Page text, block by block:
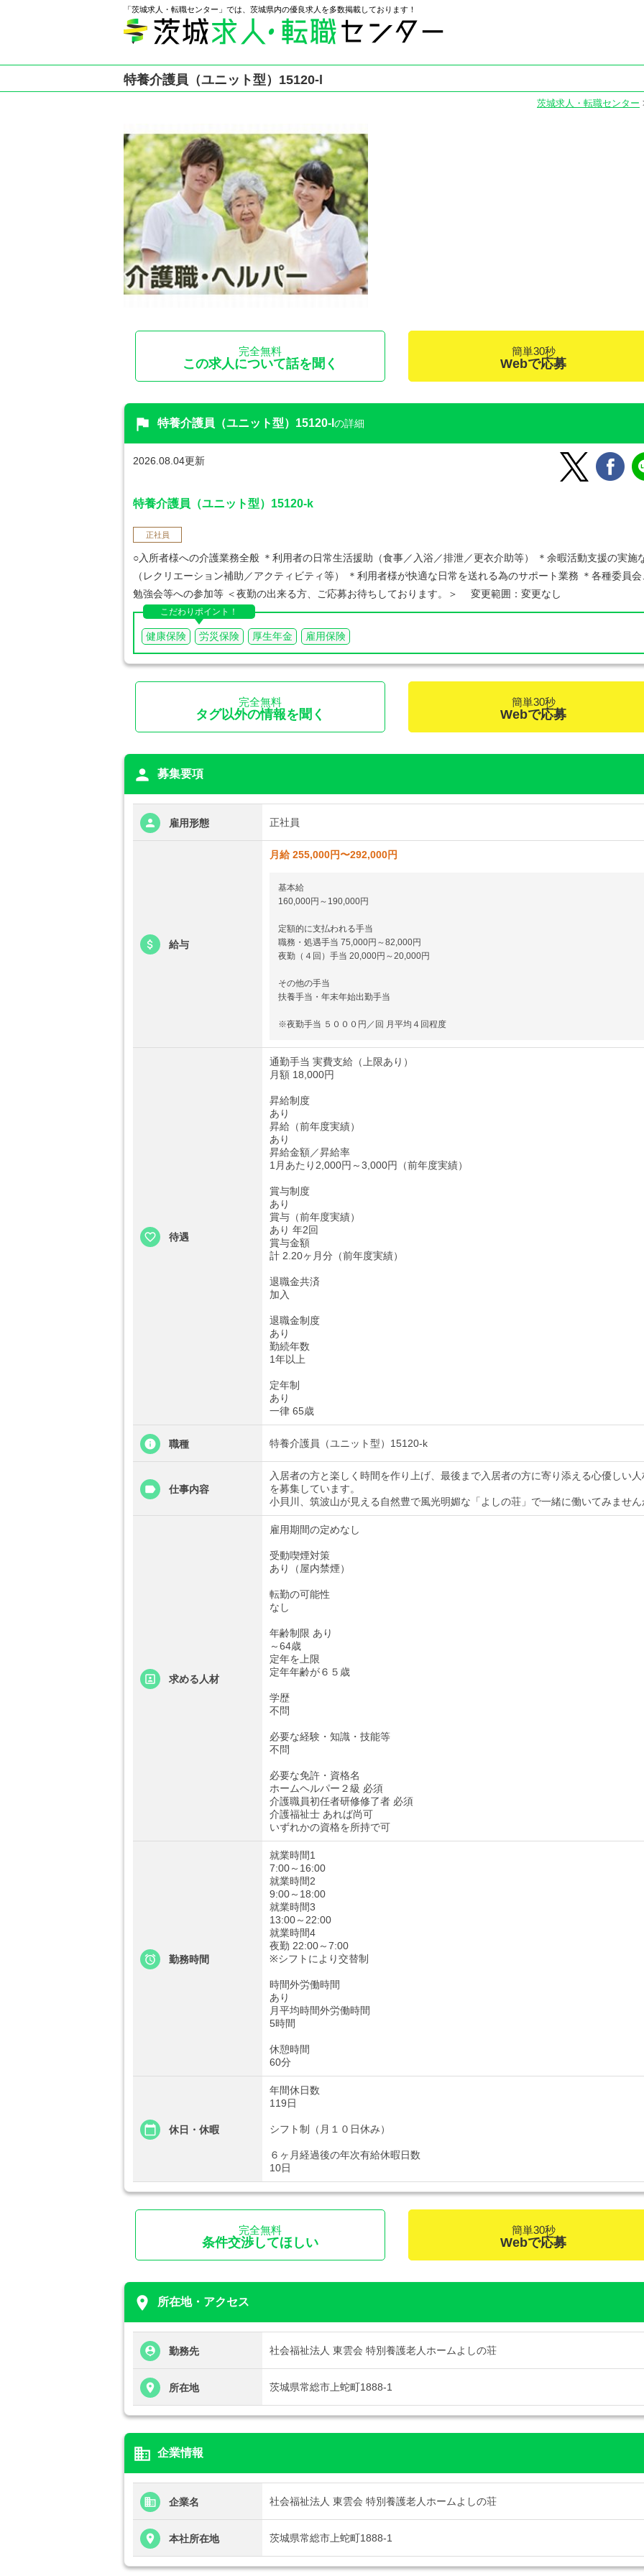
「茨城求人・転職センター」では、茨城県内の優良求人を多数掲載しております！
特養介護員（ユニット型）15120-l
茨城求人・転職センター
完全無料
この求人について話を聞く
簡単30秒
Webで応募
flag 特養介護員（ユニット型）15120-l の詳細
2026.08.04更新
特養介護員（ユニット型）15120-k
正社員
○入所者様への介護業務全般 ＊利用者の日常生活援助（食事／入浴／排泄／更衣介助等） ＊余暇活動支援の実施
（レクリエーション補助／アクティビティ等） ＊利用者様が快適な日常を送れる為のサポート業務 ＊各種委員会
勉強会等への参加等 ＜夜勤の出来る方、ご応募お待ちしております。＞ 変更範囲：変更なし
こだわりポイント！
健康保険 労災保険 厚生年金 雇用保険
完全無料
タグ以外の情報を聞く
簡単30秒
Webで応募
person 募集要項
雇用形態 正社員
給与
月給 255,000円〜292,000円
基本給
160,000円～190,000円
定額的に支払われる手当
職務・処遇手当 75,000円～82,000円
夜勤（４回）手当 20,000円～20,000円
その他の手当
扶養手当・年末年始出勤手当
※夜勤手当 ５０００円／回 月平均４回程度
待遇
通勤手当 実費支給（上限あり）
月額 18,000円
昇給制度
あり
昇給（前年度実績）
あり
昇給金額／昇給率
1月あたり2,000円～3,000円（前年度実績）
賞与制度
あり
賞与（前年度実績）
あり 年2回
賞与金額
計 2.20ヶ月分（前年度実績）
退職金共済
加入
退職金制度
あり
勤続年数
1年以上
定年制
あり
一律 65歳
職種 特養介護員（ユニット型）15120-k
仕事内容
入居者の方と楽しく時間を作り上げ、最後まで入居者の方に寄り添える心優しい人
を募集しています。
小貝川、筑波山が見える自然豊で風光明媚な「よしの荘」で一緒に働いてみません
求める人材
雇用期間の定めなし
受動喫煙対策
あり（屋内禁煙）
転勤の可能性
なし
年齢制限 あり
～64歳
定年を上限
定年年齢が６５歳
学歴
不問
必要な経験・知識・技能等
不問
必要な免許・資格名
ホームヘルパー２級 必須
介護職員初任者研修修了者 必須
介護福祉士 あれば尚可
いずれかの資格を所持で可
勤務時間
就業時間1
7:00～16:00
就業時間2
9:00～18:00
就業時間3
13:00～22:00
就業時間4
夜勤 22:00～7:00
※シフトにより交替制
時間外労働時間
あり
月平均時間外労働時間
5時間
休憩時間
60分
休日・休暇
年間休日数
119日
シフト制（月１０日休み）
６ヶ月経過後の年次有給休暇日数
10日
完全無料
条件交渉してほしい
簡単30秒
Webで応募
place 所在地・アクセス
勤務先 社会福祉法人 東雲会 特別養護老人ホームよしの荘
所在地 茨城県常総市上蛇町1888-1
business 企業情報
企業名 社会福祉法人 東雲会 特別養護老人ホームよしの荘
本社所在地 茨城県常総市上蛇町1888-1